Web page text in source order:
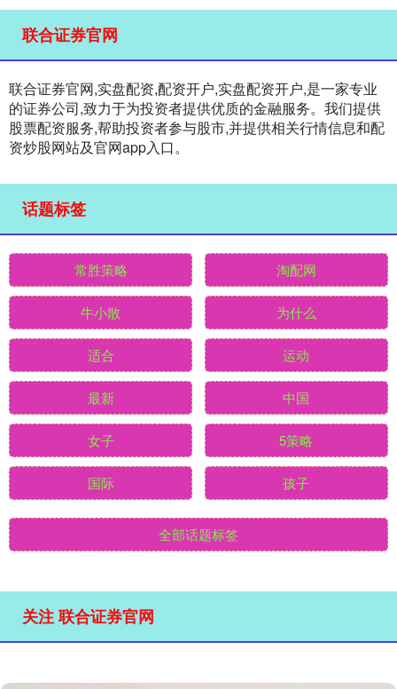
联合证券官网
联合证券官网,实盘配资,配资开户,实盘配资开户,是一家专业
的证券公司,致力于为投资者提供优质的金融服务。我们提供
股票配资服务,帮助投资者参与股市,并提供相关行情信息和配
资炒股网站及官网app入口。
话题标签
常胜策略 淘配网
牛小散 为什么
适合 运动
最新 中国
女子 5策略
国际 孩子
全部话题标签
关注 联合证券官网